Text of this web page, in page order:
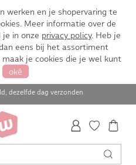
werken en je shopervaring te
Meer informatie over de
je in onze privacy policy. Heb je
eens bij het assortiment
maak je cookies die je wel kunt
oké
dezelfde dag verzonden